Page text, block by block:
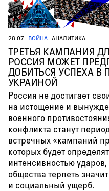
28.07 ВОЙНА АНАЛИТИКА
ТРЕТЬЯ КАМПАНИЯ
РОССИЯ МОЖЕТ
ДОБИТЬСЯ УСПЕХА В
УКРАИНОЙ
Россия не достигает
на истощение и
военного
конфликта станут
встречных «кампаний
которых будет
интенсивностью
общества терпеть
и социальный ущерб.